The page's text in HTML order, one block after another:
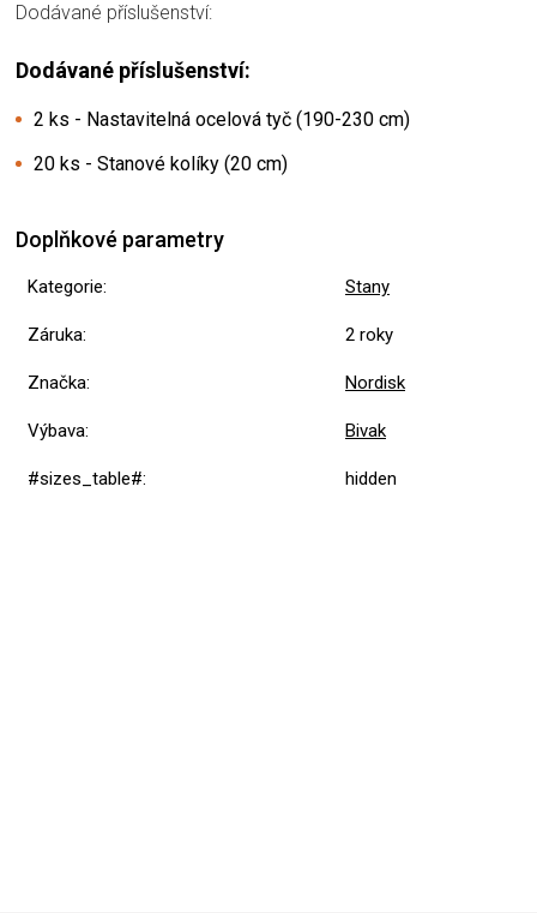
Dodávané příslušenství:
Dodávané příslušenství:
2 ks - Nastavitelná ocelová tyč (190-230 cm)
20 ks - Stanové kolíky (20 cm)
Doplňkové parametry
Kategorie: Stany
Záruka: 2 roky
Značka: Nordisk
Výbava: Bivak
#sizes_table#: hidden